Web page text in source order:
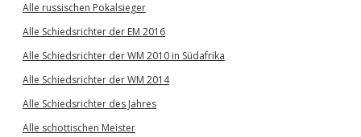
Alle russischen Pokalsieger
Alle Schiedsrichter der EM 2016
Alle Schiedsrichter der WM 2010 in Südafrika
Alle Schiedsrichter der WM 2014
Alle Schiedsrichter des Jahres
Alle schottischen Meister